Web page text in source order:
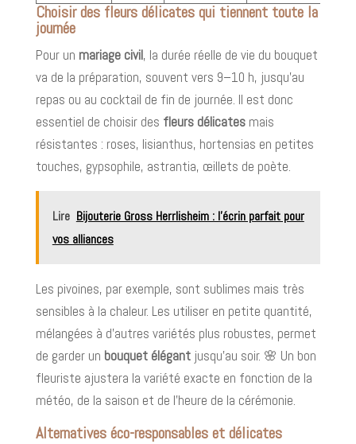
Choisir des fleurs délicates qui tiennent toute la
journée
Pour un mariage civil, la durée réelle de vie du bouquet
va de la préparation, souvent vers 9–10 h, jusqu’au
repas ou au cocktail de fin de journée. Il est donc
essentiel de choisir des fleurs délicatesmais
résistantes : roses, lisianthus, hortensias en petites
touches, gypsophile, astrantia, œillets de poète.
Lire Bijouterie Gross Herrlisheim : l’écrin parfait pour
vos alliances
Les pivoines, par exemple, sont sublimes mais très
sensibles à la chaleur. Les utiliser en petite quantité,
mélangées à d’autres variétés plus robustes, permet
de garder un bouquet élégantjusqu’au soir. 🌸 Un bon
fleuriste ajustera la variété exacte en fonction de la
météo, de la saison et de l’heure de la cérémonie.
Alternatives éco-responsables et délicates